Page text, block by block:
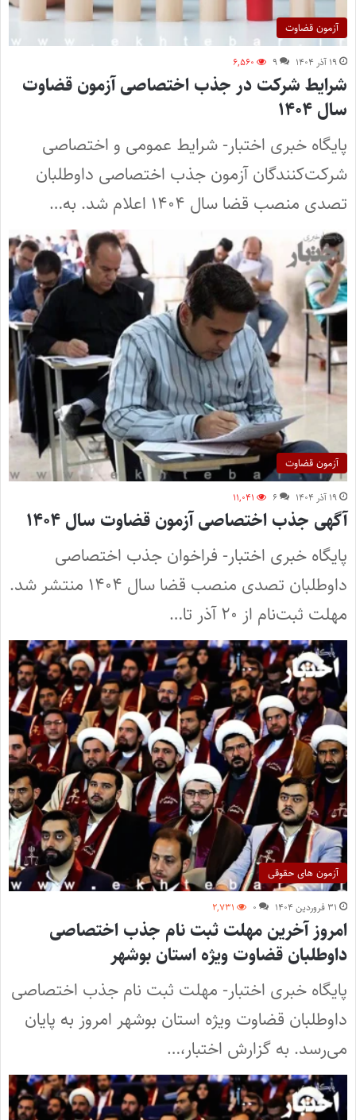
آزمون قضاوت
۱۹ آذر ۱۴۰۴ ۹ ۶,۵۶۰
شرایط شرکت در جذب اختصاصی آزمون قضاوت
سال ۱۴۰۴
پایگاه خبری اختبار- شرایط عمومی و اختصاصی
شرکت‌کنندگان آزمون جذب اختصاصی داوطلبان
تصدی منصب قضا سال ۱۴۰۴ اعلام شد. به…
آزمون قضاوت
۱۹ آذر ۱۴۰۴ ۶ ۱۱,۰۴۱
آگهی جذب اختصاصی آزمون قضاوت سال ۱۴۰۴
پایگاه خبری اختبار- فراخوان جذب اختصاصی
داوطلبان تصدی منصب قضا سال ۱۴۰۴ منتشر شد.
مهلت ثبت‌نام از ۲۰ آذر تا…
آزمون های حقوقی
۳۱ فروردین ۱۴۰۴ ۰ ۲,۷۳۱
امروز آخرین مهلت ثبت نام جذب اختصاصی
داوطلبان قضاوت ویژه استان بوشهر
پایگاه خبری اختبار- مهلت ثبت نام جذب اختصاصی
داوطلبان قضاوت ویژه استان بوشهر امروز به پایان
می‌رسد. به گزارش اختبار،…